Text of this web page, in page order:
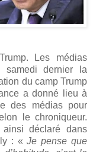
Les médias
samedi dernier la
du camp Trump
a donné lieu à
des médias pour
le chroniqueur.
déclaré dans
: «Je pense que